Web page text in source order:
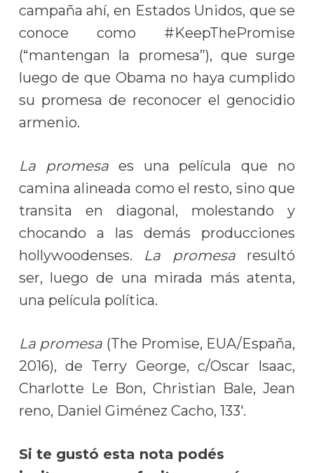
campaña ahí, en Estados Unidos, que se
conoce como #KeepThePromise
(“mantengan la promesa”), que surge
luego de que Obama no haya cumplido
su promesa de reconocer el genocidio
armenio.
La promesaes una película que no
camina alineada como el resto, sino que
transita en diagonal, molestando y
chocando a las demás producciones
hollywoodenses. La promesaresultó
ser, luego de una mirada más atenta,
una película política.
La promesa (The Promise, EUA/España,
2016), de Terry George, c/Oscar Isaac,
Charlotte Le Bon, Christian Bale, Jean
reno, Daniel Giménez Cacho, 133′.
Si te gustó esta nota podés